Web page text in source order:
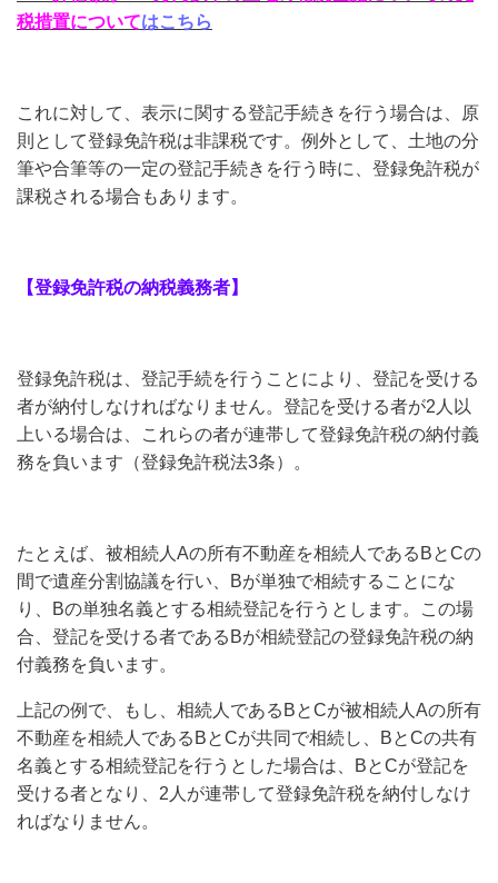
税措置についてはこちら
これに対して、表示に関する登記手続きを行う場合は、原
則として登録免許税は非課税です。例外として、土地の分
筆や合筆等の一定の登記手続きを行う時に、登録免許税が
課税される場合もあります。
【登録免許税の納税義務者】
登録免許税は、登記手続を行うことにより、登記を受ける
者が納付しなければなりません。登記を受ける者が2人以
上いる場合は、これらの者が連帯して登録免許税の納付義
務を負います（登録免許税法3条）。
たとえば、被相続人Aの所有不動産を相続人であるBとCの
間で遺産分割協議を行い、Bが単独で相続することにな
り、Bの単独名義とする相続登記を行うとします。この場
合、登記を受ける者であるBが相続登記の登録免許税の納
付義務を負います。
上記の例で、もし、相続人であるBとCが被相続人Aの所有
不動産を相続人であるBとCが共同で相続し、BとCの共有
名義とする相続登記を行うとした場合は、BとCが登記を
受ける者となり、2人が連帯して登録免許税を納付しなけ
ればなりません。